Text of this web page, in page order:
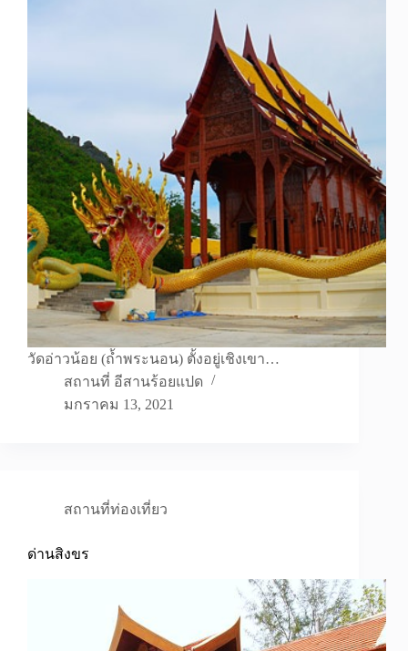
วัดอ่าวน้อย (ถ้ำพระนอน) ตั้งอยู่เชิงเขา…
สถานที่ อีสานร้อยแปด
มกราคม 13, 2021
สถานที่ท่องเที่ยว
ด่านสิงขร